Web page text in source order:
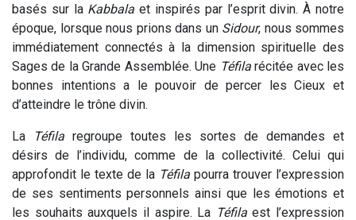
basés sur la Kabbala et inspirés par l’esprit divin. À notre
époque, lorsque nous prions dans un Sidour, nous sommes
immédiatement connectés à la dimension spirituelle des
Sages de la Grande Assemblée. Une Téfilarécitée avec les
bonnes intentions a le pouvoir de percer les Cieux et
d’atteindre le trône divin.
La Téfila regroupe toutes les sortes de demandes et
désirs de l’individu, comme de la collectivité. Celui qui
approfondit le texte de la Téfila pourra trouver l’expression
de ses sentiments personnels ainsi que les émotions et
les souhaits auxquels il aspire. La Téfilaest l’expression